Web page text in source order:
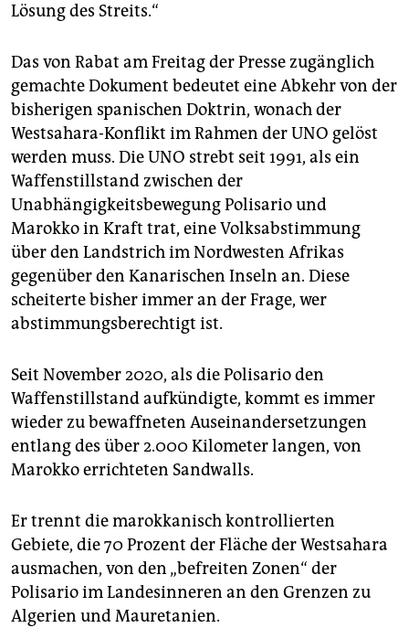
Lösung des Streits.“
Das von Rabat am Freitag der Presse zugänglich
gemachte Dokument bedeutet eine Abkehr von der
bisherigen spanischen Doktrin, wonach der
Westsahara-Konflikt im Rahmen der UNO gelöst
werden muss. Die UNO strebt seit 1991, als ein
Waffenstillstand zwischen der
Unabhängigkeitsbewegung Polisario und
Marokko in Kraft trat, eine Volksabstimmung
über den Landstrich im Nordwesten Afrikas
gegenüber den Kanarischen Inseln an. Diese
scheiterte bisher immer an der Frage, wer
abstimmungsberechtigt ist.
Seit November 2020, als die Polisario den
Waffenstillstand aufkündigte, kommt es immer
wieder zu bewaffneten Auseinandersetzungen
entlang des über 2.000 Kilometer langen, von
Marokko errichteten Sandwalls.
Er trennt die marokkanisch kontrollierten
Gebiete, die 70 Prozent der Fläche der Westsahara
ausmachen, von den „befreiten Zonen“ der
Polisario im Landesinneren an den Grenzen zu
Algerien und Mauretanien.